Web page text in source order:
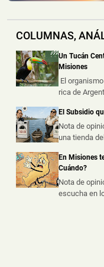
Policías
Cocaína y
📅 6 ago
Chocó a
Escapó
📅 6 ago
Dos
automóvil
COLUMNAS,
Un Tucán
Misiones
El
rica de
El Subsidio
Nota de
una tienda
En Misiones
Cuándo?
Nota de
escucha en